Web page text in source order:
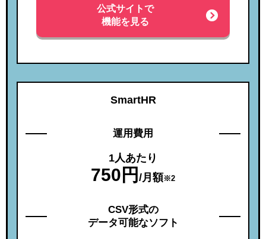
公式サイトで
機能を見る
SmartHR
運用費用
1人あたり
750円 /月額※2
CSV形式の
データ可能なソフト